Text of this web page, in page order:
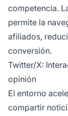
competencia.
permite la
afiliados,
conversión.
Twitter/X:
opinión
El entorno
compartir